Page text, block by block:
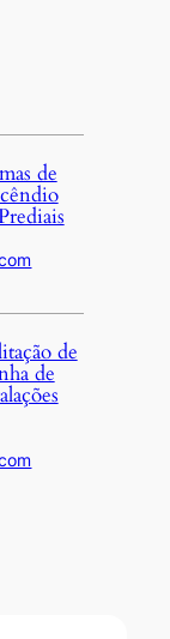
de
de
de